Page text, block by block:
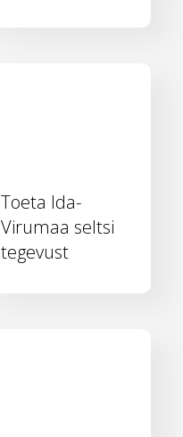
Toeta Ida-
Virumaa seltsi
tegevust